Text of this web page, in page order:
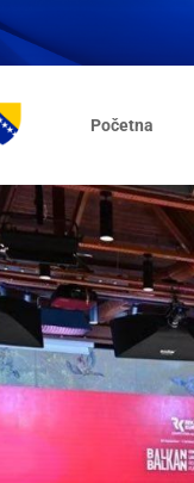
Početna